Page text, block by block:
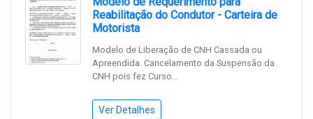
Reabilitação do Condutor - Carteira de
Motorista
Modelo de Liberação de CNH Cassada ou
Apreendida. Cancelamento da Suspensão da
CNH pois fez Curso...
Ver Detalhes